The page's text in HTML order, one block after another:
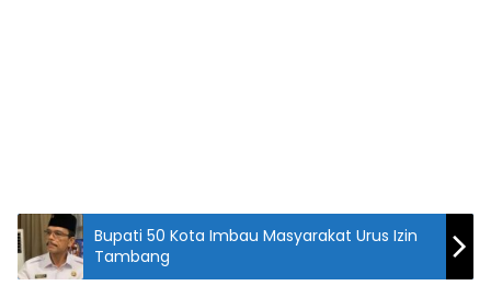
Bupati 50 Kota Imbau Masyarakat Urus Izin
Tambang